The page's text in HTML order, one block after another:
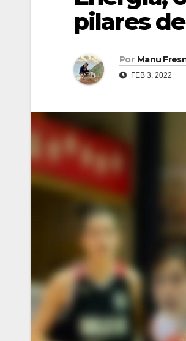
pilares
Por Manu
FEB 3, 2022